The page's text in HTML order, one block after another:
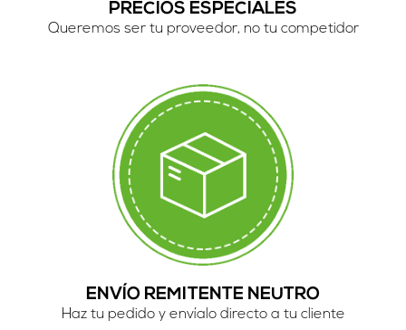
PRECIOS ESPECIALES
Queremos ser tu proveedor, no tu competidor
ENVÍO REMITENTE NEUTRO
Haz tu pedido y envíalo directo a tu cliente